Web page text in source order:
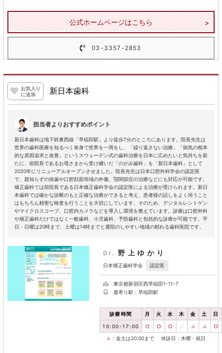
公式ホームページはこちら
03-3357-2853
お気入り
に追加
新日本歯科
担当者よりおすすめポイント
新日本歯科は地下鉄東西線「早稲田駅」より徒歩7分のところにあります。院長先生は
世界の歯科医療を知るべく単身で世界を一周をし、「繰り返さない治療」「病気の根本
的な原因追求と改善」というスウェーデン式の歯科治療を日本に広めたいと気持ちを新
たに、前院長であるお母さまから受け継いだ「のがみ歯科」を「新日本歯科」として
2020年にリニューアルオープンさせました。院長先生は日本口腔外科学会の認定医
で、親知らずの抜歯や口腔顔面領域の外傷、顎関節症の治療などにも対応が可能です。
矯正歯科では前院長である日本矯正歯科学会の認定医による治療が受けられます。新日
本歯科では確かな診断のもと正確な治療ができると考え、患者様の話しをよく伺うこと
はもちろん精密な検査を行うことを大切にしています。そのため、デジタルレントゲン
やマイクロスコープ、口腔内カメラなどを導入し環境を整えています。診療は口腔外科
や矯正歯科だけではなく一般歯科、小児歯科、予防歯科と包括的な診療が可能です。平
日・日曜は20時まで、土曜は14時までと通院のしやすい地域の頼れる歯科医院です。
Dr. 野上ゆかり
日本矯正歯科学会 認定医
東京都新宿区西早稲田1-11-7
最寄り駅：早稲田駅
診療時間 月 火 水 木 金 土 日
10:00-17:00 ○ ○ ○ ／ ▲ ▲ ○
▲ ：金土は20:00まで 休診日：木曜・祝日